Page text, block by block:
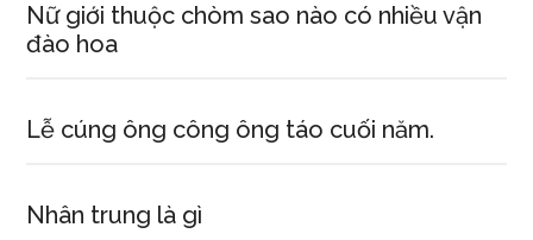
Nữ giới thuộc chòm sao nào có nhiều vận
đào hoa
Lễ cúng ông công ông táo cuối năm.
Nhân trung là gì